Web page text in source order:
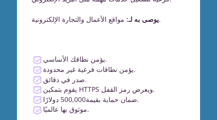
يوصى به لـ:مواقع الأعمال والتجارة الإلكترونية.
يؤمن نطاقك الأساسي.
يؤمن نطاقات فرعية غير محدودة.
صدر في دقائق.
يقوم بتمكين HTTPS ويعرض رمز القفل.
ضمان حماية بقيمة500,000 دولارًا.
موثوق بها عالميًا.